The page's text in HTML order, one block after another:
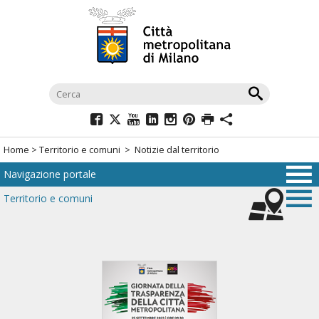
navigazione
menù
di
navigazione
Home > Territorio e comuni > Notizie dal territorio
Navigazione portale
Territorio e comuni